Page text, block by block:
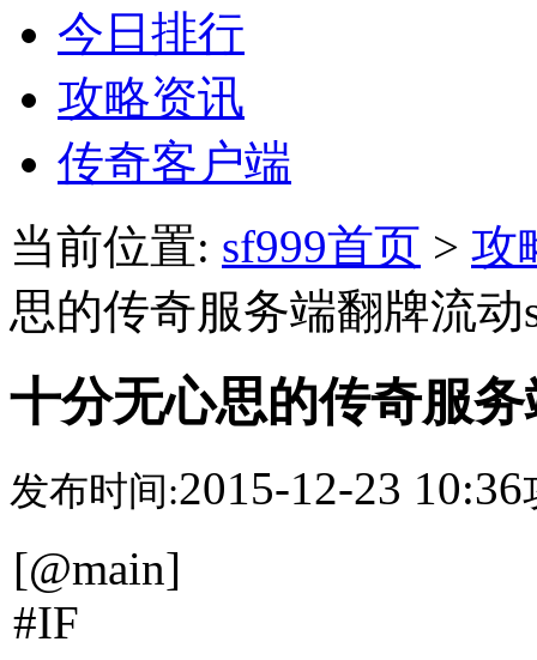
今日排行
攻略资讯
传奇客户端
当前位置: sf999首页 > 攻
思的传奇服务端翻牌流动
十分无心思的传奇服
发布时间:2015-12-23 10:36
[@main]
#IF